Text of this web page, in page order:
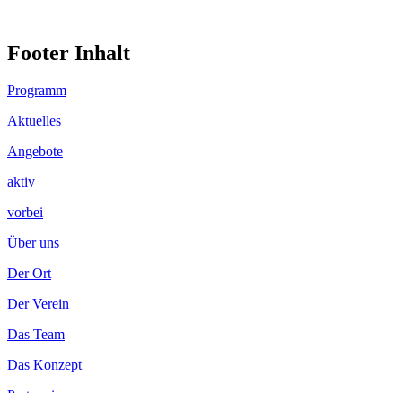
Footer Inhalt
Programm
Aktuelles
Angebote
aktiv
vorbei
Über uns
Der Ort
Der Verein
Das Team
Das Konzept